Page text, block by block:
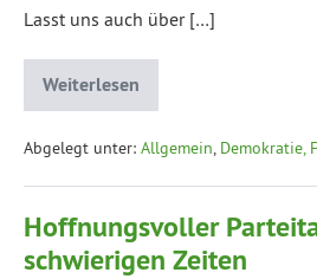
Lasst uns auch über […]
Weiterlesen
Abgelegt unter: Allgemein, Demokratie,
Hoffnungsvoller
schwierigen Zeiten